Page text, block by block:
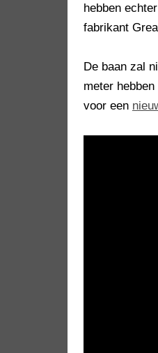
hebben
fabrikant
De baan zal
meter
voor een